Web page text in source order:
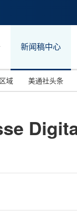
新闻稿中心
区域 美通社头条